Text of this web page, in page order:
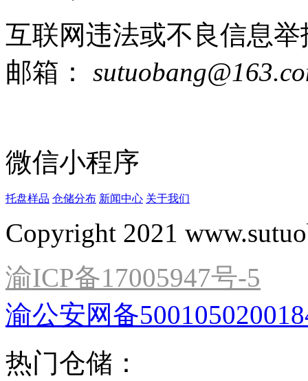
互联网违法或不良信息
邮箱：
微信小程序
托盘样品 仓储分布 新闻中心 关于我们
Copyright 2021
渝ICP备17005947号-5
渝公安网备
热门仓储：